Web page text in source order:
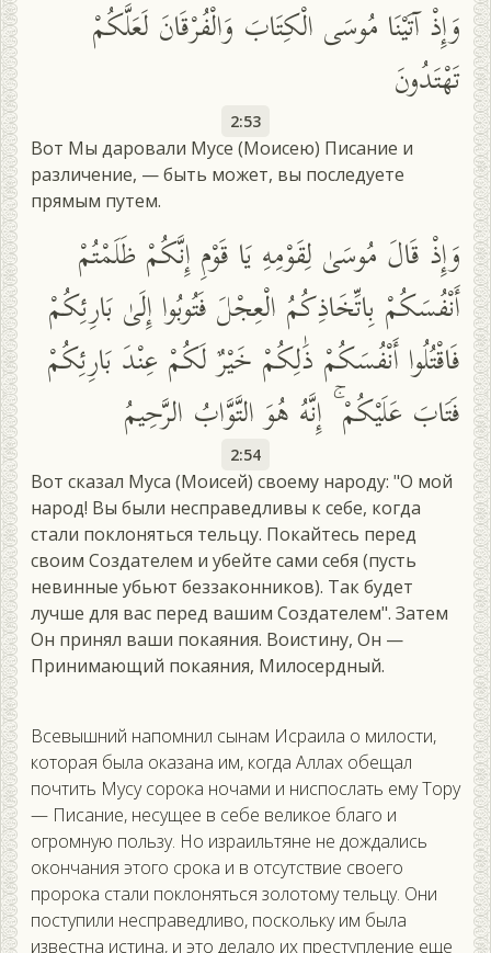
وَإِذْ آتَيْنَا مُوسَى الْكِتَابَ وَالْفُرْقَانَ لَعَلَّكُمْ
تَهْتَدُونَ
2:53
Вот Мы даровали Мусе (Моисею) Писание и
различение, — быть может, вы последуете
прямым путем.
وَإِذْ قَالَ مُوسَىٰ لِقَوْمِهِ يَا قَوْمِ إِنَّكُمْ ظَلَمْتُمْ
أَنْفُسَكُمْ بِاتِّخَاذِكُمُ الْعِجْلَ فَتُوبُوا إِلَىٰ بَارِئِكُمْ
فَاقْتُلُوا أَنْفُسَكُمْ ذَٰلِكُمْ خَيْرٌ لَكُمْ عِنْدَ بَارِئِكُمْ
فَتَابَ عَلَيْكُمْ ۚ إِنَّهُ هُوَ التَّوَّابُ الرَّحِيمُ
2:54
Вот сказал Муса (Моисей) своему народу: "О мой
народ! Вы были несправедливы к себе, когда
стали поклоняться тельцу. Покайтесь перед
своим Создателем и убейте сами себя (пусть
невинные убьют беззаконников). Так будет
лучше для вас перед вашим Создателем". Затем
Он принял ваши покаяния. Воистину, Он —
Принимающий покаяния, Милосердный.
Всевышний напомнил сынам Исраила о милости,
которая была оказана им, когда Аллах обещал
почтить Мусу сорока ночами и ниспослать ему Тору
— Писание, несущее в себе великое благо и
огромную пользу. Но израильтяне не дождались
окончания этого срока и в отсутствие своего
пророка стали поклоняться золотому тельцу. Они
поступили несправедливо, поскольку им была
известна истина, и это делало их преступление еще